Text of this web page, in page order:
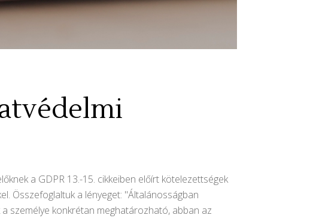
a GDPR 13.-15. cikkeiben előírt kötelezettségek
Összefoglaltuk a lényeget: "Általánosságban
személye konkrétan meghatározható, abban az